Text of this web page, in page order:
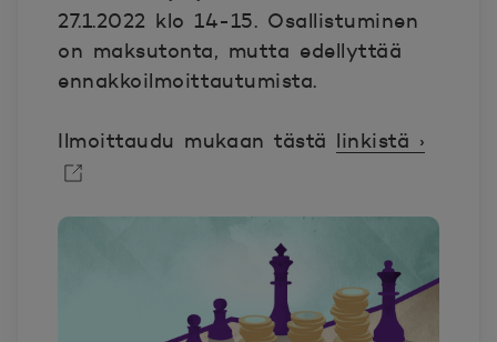
27.1.2022 klo 14-15. Osallistuminen
on maksutonta, mutta edellyttää
ennakkoilmoittautumista.
Ilmoittaudu mukaan tästä linkistä ›
Avautuu uuteen ikkunaan.